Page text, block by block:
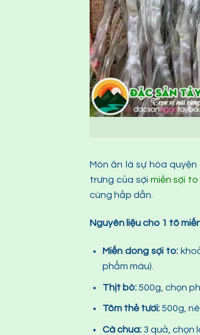
Món ăn là sự hòa
trưng của sợi miến sợi to
cùng hấp dẫn.
Nguyên liệu cho 1 tô
Miến dong sợi to:
phẩm màu).
Thịt bò:500g, chọn
Tôm thẻ tươi:500g,
Cà chua:3 quả, chọn